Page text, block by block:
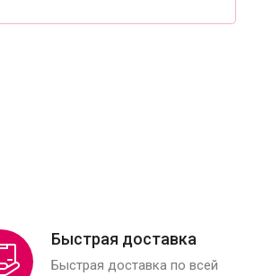
Быстрая доставка
Быстрая доставка по всей